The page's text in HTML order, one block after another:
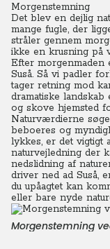
Morgenstemning
Det blev en dejlig
mange fugle, der
stråler gennem
ikke en krusning på
Efter
Suså. Så vi padler
tager retning mod
dramatiske
og skove hjemsted
Naturværdierne
beboeres og
lykkes, er det vigtigt
naturvejledning der
nedslidning af
driver ned ad Suså,
du upåagtet kan
eller bare nyde
Morgenstemning